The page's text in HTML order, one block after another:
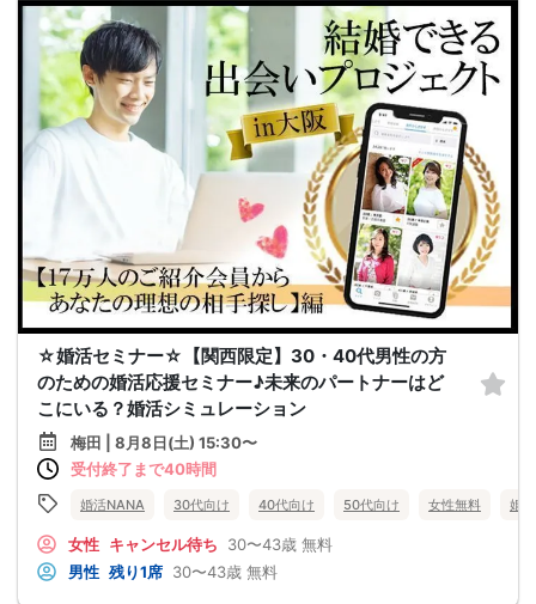
☆婚活セミナー☆【関西限定】30・40代男性の方
のための婚活応援セミナー♪未来のパートナーはど
こにいる？婚活シミュレーション
梅田 | 8月8日(土) 15:30〜
受付終了まで40時間
婚活NANA 30代向け 40代向け 50代向け 女性無料 婚
女性 キャンセル待ち 30〜43歳 無料
男性 残り1席 30〜43歳 無料